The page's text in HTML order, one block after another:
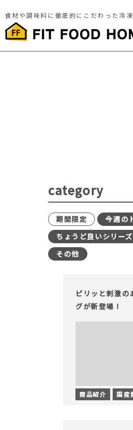
食材や調味料に徹底的にこだわった冷
category
期間限定 今週の
ちょうど良いシリーズ
その他
ピリッと刺激の
グが新登場！
商品紹介 国産